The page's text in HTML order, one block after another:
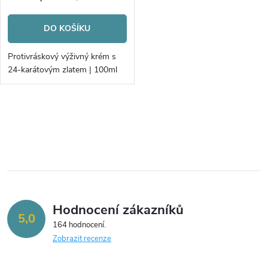
o
d
u
ů
r
o
d
t
ů
DO KOŠÍKU
Protivráskový výživný krém s
24-karátovým zlatem | 100ml
l
d
a
5,0 Hodnocení zákazníků
164 hodnocení
Zobrazit recenze